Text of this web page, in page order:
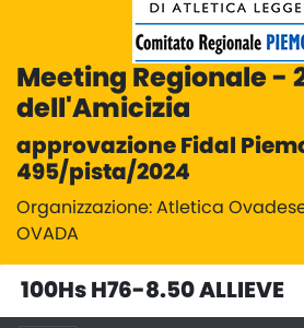
Meeting Regionale -
dell'Amicizia
approvazione Fidal
495/pista/2024
Organizzazione: Atletica
OVADA
100Hs H76-8.50 ALLIEVE